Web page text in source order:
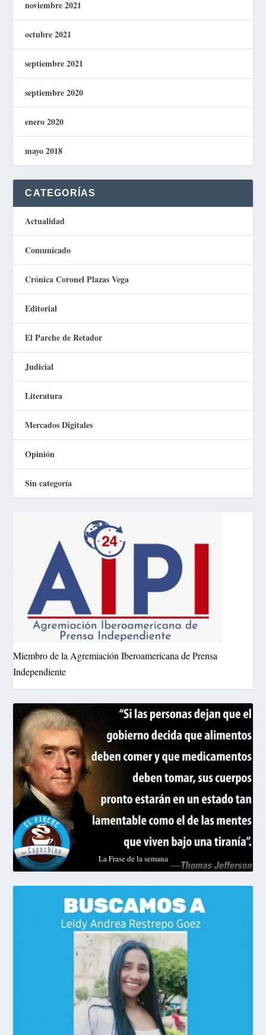
noviembre 2021
octubre 2021
septiembre 2021
septiembre 2020
enero 2020
mayo 2018
CATEGORÍAS
Actualidad
Comunicado
Crónica Coronel Plazas Vega
Editorial
El Parche de Retador
Judicial
Literatura
Mercados Digitales
Opinión
Sin categoría
Miembro de la Agremiación Iberoamericana de Prensa
Independiente
La Frase de la semana